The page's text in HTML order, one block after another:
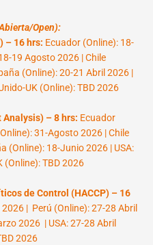
Open):
– 16 hrs: Ecuador (Online): 18-
19 Agosto 2026 | Chile
(Online): 20-21 Abril 2026 |
UK (Online): TBD 2026
Analysis) – 8 hrs: Ecuador
31-Agosto 2026 | Chile
(Online): 18-Junio 2026 | USA:
(Online): TBD 2026
de Control (HACCP) – 16
| Perú (Online): 27-28 Abril
2026 | USA: 27-28 Abril
2026